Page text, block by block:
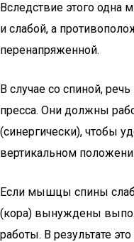
Вследствие этого одна
и слабой, а
перенапряженной.
В случае со спиной,
пресса. Они должны
(синергически), чтобы
вертикальном
Если мышцы спины
(кора) вынуждены
работы. В результате